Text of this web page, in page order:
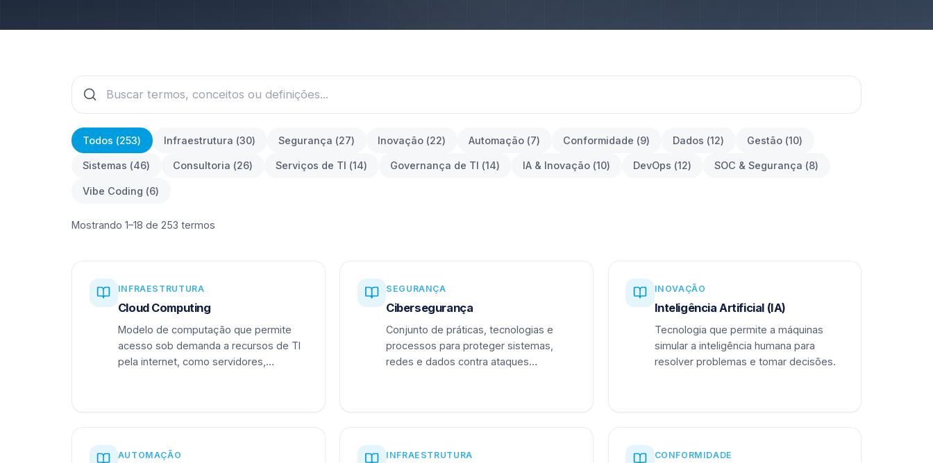
Todos (253) Infraestrutura (30) Segurança (27) Inovação (22) Automação (7) Conformidade (9) Dados (12) Gestão (10)
Sistemas (46) Consultoria (26) Serviços de TI (14) Governança de TI (14) IA & Inovação (10) DevOps (12) SOC & Segurança (8)
Vibe Coding (6)
Mostrando 1–18 de 253 termos
INFRAESTRUTURA
Cloud Computing
Modelo de computação que permite
acesso sob demanda a recursos de TI
pela internet, como servidores,
SEGURANÇA
Cibersegurança
Conjunto de práticas, tecnologias e
processos para proteger sistemas,
redes e dados contra ataques
INOVAÇÃO
Inteligência Artificial (IA)
Tecnologia que permite a máquinas
simular a inteligência humana para
resolver problemas e tomar decisões.
AUTOMAÇÃO INFRAESTRUTURA CONFORMIDADE